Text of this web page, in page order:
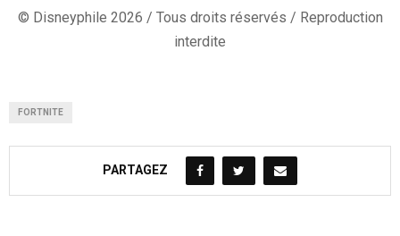
© Disneyphile 2026 / Tous droits réservés / Reproduction
interdite
FORTNITE
PARTAGEZ